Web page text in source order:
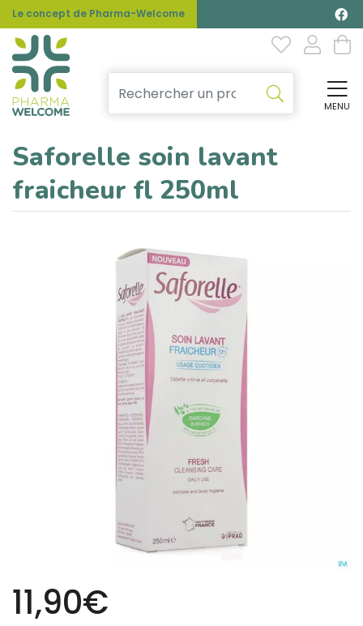
Le concept de Pharma-Welcome
MENU
Saforelle soin lavant
fraicheur fl 250ml
11,90€